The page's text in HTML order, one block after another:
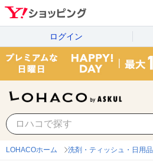
ログイン
LOHACOホーム 洗剤・ティッシュ・日用品